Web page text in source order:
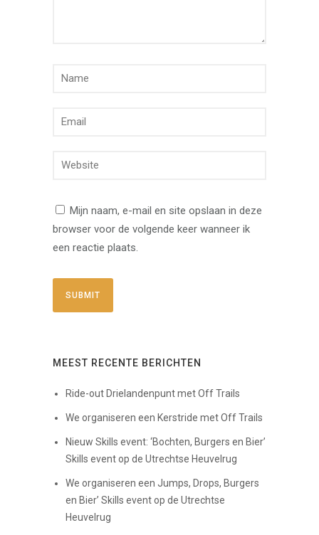
Mijn naam, e-mail en site opslaan in deze
browser voor de volgende keer wanneer ik
een reactie plaats.
MEEST RECENTE BERICHTEN
Ride-out Drielandenpunt met Off Trails
We organiseren een Kerstride met Off Trails
Nieuw Skills event: ‘Bochten, Burgers en Bier’
Skills event op de Utrechtse Heuvelrug
We organiseren een Jumps, Drops, Burgers
en Bier’ Skills event op de Utrechtse
Heuvelrug